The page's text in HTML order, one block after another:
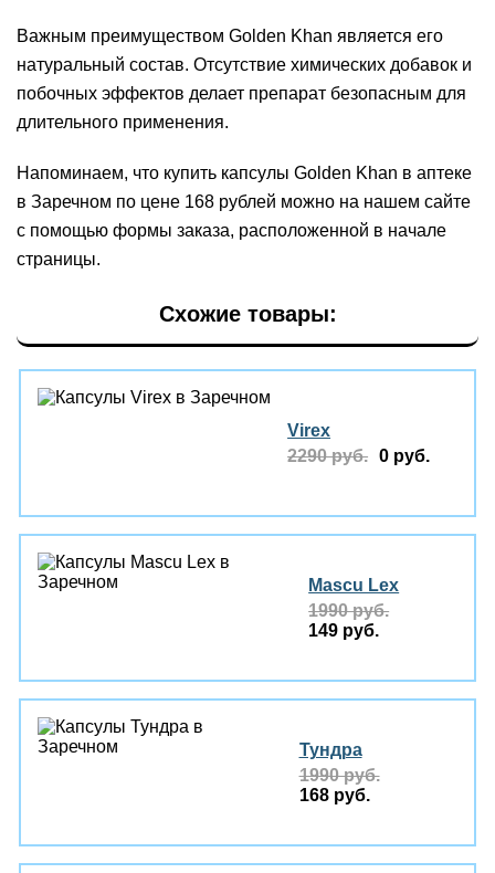
Важным преимуществом Golden Khan является его
натуральный состав. Отсутствие химических добавок и
побочных эффектов делает препарат безопасным для
длительного применения.
Напоминаем, что купить капсулы Golden Khan в аптеке
в Заречном по цене 168 рублей можно на нашем сайте
с помощью формы заказа, расположенной в начале
страницы.
Схожие товары:
Virex
2290 руб. 0 руб.
Mascu Lex
1990 руб.
149 руб.
Тундра
1990 руб.
168 руб.